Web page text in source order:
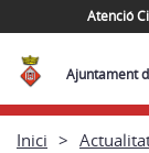
Atenció
Ajuntament
Inici